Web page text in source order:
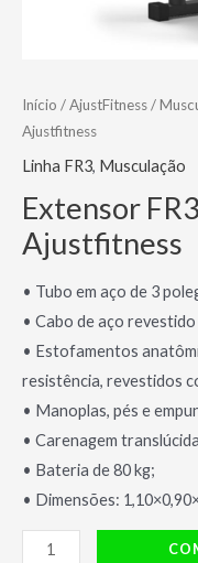
Início /AjustFitness/
Ajustfitness
Linha FR3, Musculação
Extensor
Ajustfitness
• Tubo em aço de 3
• Cabo de aço
• Estofamentos
resistência, revestidos
• Manoplas, pés e
• Carenagem
• Bateria de 80 kg;
• Dimensões:
Extensor